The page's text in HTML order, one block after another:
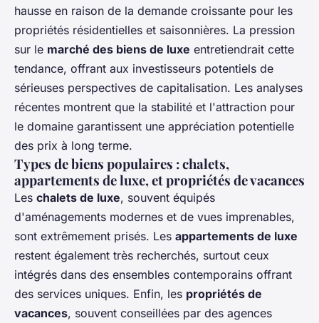
hausse en raison de la demande croissante pour les
propriétés résidentielles et saisonnières. La pression
sur le marché des biens de luxe entretiendrait cette
tendance, offrant aux investisseurs potentiels de
sérieuses perspectives de capitalisation. Les analyses
récentes montrent que la stabilité et l'attraction pour
le domaine garantissent une appréciation potentielle
des prix à long terme.
Types de biens populaires : chalets,
appartements de luxe, et propriétés de vacances
Les chalets de luxe, souvent équipés
d'aménagements modernes et de vues imprenables,
sont extrêmement prisés. Les appartements de luxe
restent également très recherchés, surtout ceux
intégrés dans des ensembles contemporains offrant
des services uniques. Enfin, les propriétés de
vacances, souvent conseillées par des agences